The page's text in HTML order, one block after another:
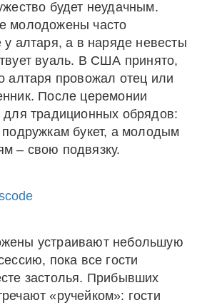
будет неудачным.
молодожены часто
у алтаря, а в наряде невесты
вуаль. В США принято,
алтаря провожал отец или
После церемонии
для традиционных обрядов:
подружкам букет, а молодым
– свою подвязку.
устраивают небольшую
пока все гости
застолья. Прибывших
«ручейком»: гости